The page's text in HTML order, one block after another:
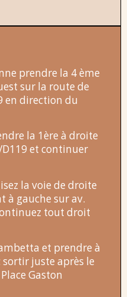
prendre la 4 ème
sur la route de
en direction du
la 1ère à droite
D119 et continuer
la voie de droite
à gauche sur av.
tout droit
et prendre à
juste après le
Gaston